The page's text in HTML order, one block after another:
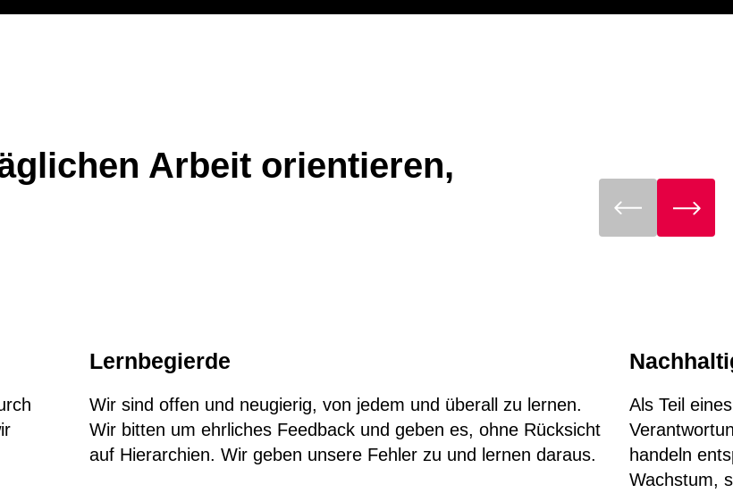
Arbeit orientieren,
Lernbegierde
Wir sind offen und neugierig, von jedem und überall zu lernen.
Wir bitten um ehrliches Feedback und geben es, ohne Rücksicht
auf Hierarchien. Wir geben unsere Fehler zu und lernen daraus.
Als Teil
handeln
Wachstum,